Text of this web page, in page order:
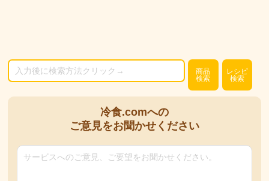
商品
検索
レシピ
検索
冷食.comへの
ご意見をお聞かせください